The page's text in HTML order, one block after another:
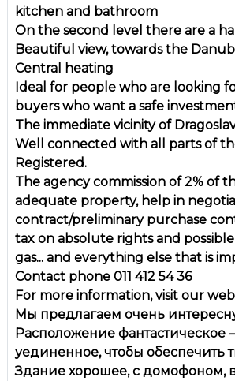
kitchen and bathroom
On the second level there are a
Beautiful view, towards the
Central heating
Ideal for people who are looking
buyers who want a safe
The immediate vicinity of
Well connected with all parts of
Registered.
The agency commission of 2% of
adequate property, help in
contract/preliminary purchase
tax on absolute rights and
gas... and everything else that is
Contact phone 011 412 54 36
For more information, visit our
Мы предлагаем очень
Расположение фантастическое
уединенное, чтобы обеспечить
Здание хорошее, с домофоном,